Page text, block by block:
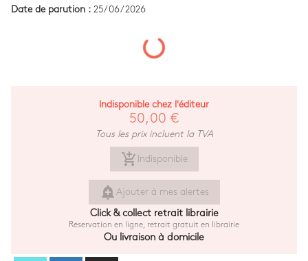
Date de parution : 25/06/2026
Indisponible chez l'éditeur
50,00 €
Tous les prix incluent la TVA
add_shopping_cart Indisponible
add_alert Ajouter à mes alertes
Click & collect retrait librairie
Réservation en ligne, retrait gratuit en librairie
Ou livraison à domicile